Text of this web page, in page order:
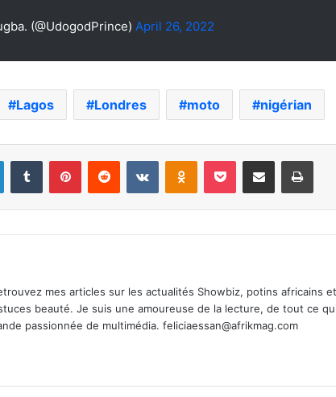
(@UdogodPrince) April 26, 2022
Lagos Londres moto nigérian
LinkedinTumblr PinterestReddit VKontakteOdnoklassniki
Pocket Partager par email
mes articles sur les actualités Showbiz, potins africains
beauté. Je suis une amoureuse de la lecture, de tout ce
passionnée de multimédia. feliciaessan@afrikmag.com